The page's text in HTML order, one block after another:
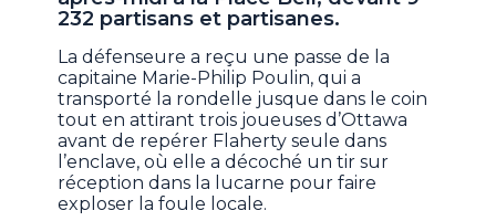
232 partisans et partisanes.
La défenseure a reçu une passe de la
capitaine Marie-Philip Poulin, qui a
transporté la rondelle jusque dans le coin
tout en attirant trois joueuses d’Ottawa
avant de repérer Flaherty seule dans
l’enclave, où elle a décoché un tir sur
réception dans la lucarne pour faire
exploser la foule locale.